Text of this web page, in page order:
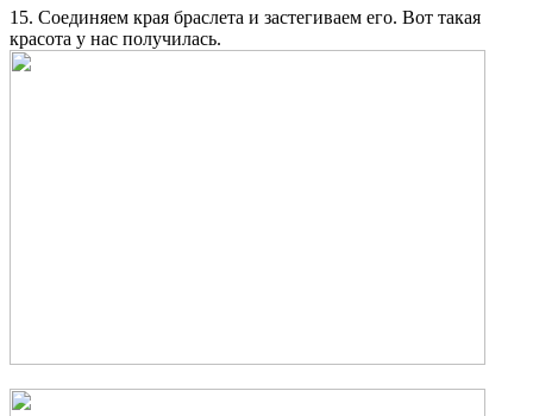
15. Соединяем края браслета и застегиваем его. Вот такая
красота у нас получилась.